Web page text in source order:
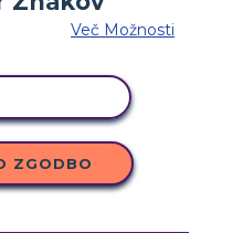
Več Možnosti
ZGODBO